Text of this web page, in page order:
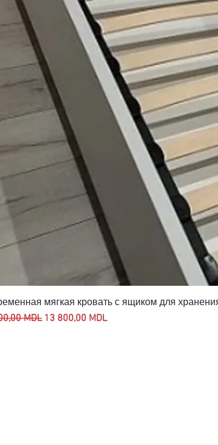
мягкая кровать с ящиком для
цена
MDL Цена со скидкой
13 800,00 MDL